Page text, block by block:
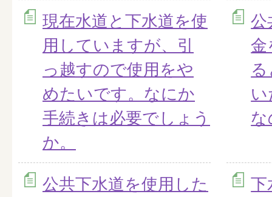
現在水道と下水道を使
用していますが、引
っ越すので使用をや
めたいです。なにか
手続きは必要でしょう
か。
公
金
公共下水道を使用した
下